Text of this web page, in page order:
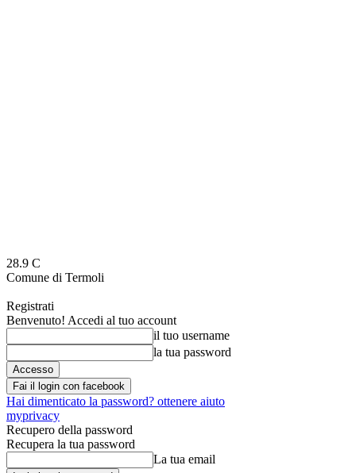
28.9 C
Comune di Termoli
Registrati
Benvenuto! Accedi al tuo account
il tuo username
la tua password
Fai il login con facebook
Hai dimenticato la password? ottenere aiuto
myprivacy
Recupero della password
Recupera la tua password
La tua email